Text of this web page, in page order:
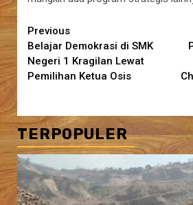
Continue
Reading
Previous
Belajar Demokrasi di SMK
Negeri 1 Kragilan Lewat
Pemilihan Ketua Osis
TERPOPULER